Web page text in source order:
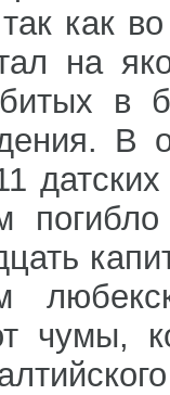
как
на
в
чумы,